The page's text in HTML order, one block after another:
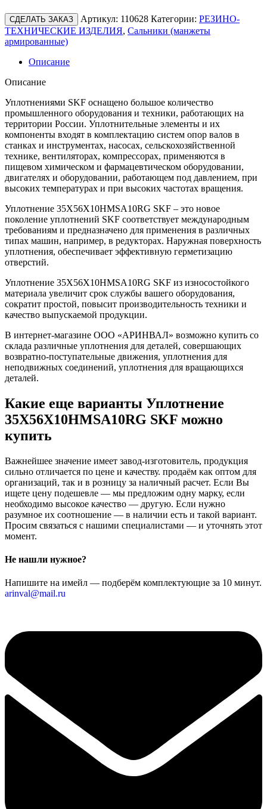
СДЕЛАТЬ ЗАКАЗ Артикул: 110628 Категории: РЕЗИНО-
ТЕХНИЧЕСКИЕ ИЗДЕЛИЯ, Сальники (манжеты
армированные)
Описание
Описание
Уплотнениями SKF оснащено большое количество
промышленного оборудования и техники, работающих на
территории России. Уплотнительные элементы и их
компоненты входят в комплектацию систем опор валов в
станках и инструментах, насосах, сельскохозяйственной
технике, вентиляторах, компрессорах, применяются в
пищевом химическом и фармацевтическом оборудовании,
двигателях и оборудовании, работающем под давлением, при
высоких температурах и при высоких частотах вращения.
Уплотнение 35X56X10HMSA10RG SKF – это новое
поколение уплотнений SKF соответствует международным
требованиям и предназначено для применения в различных
типах машин, например, в редукторах. Наружная поверхность
уплотнения, обеспечивает эффективную герметизацию
отверстий.
Уплотнение 35X56X10HMSA10RG SKF из износостойкого
материала увеличит срок службы вашего оборудования,
сократит простой, повысит производительность техники и
качество выпускаемой продукции.
В интернет-магазине ООО «АРИНВАЛ» возможно купить со
склада различные уплотнения для деталей, совершающих
возвратно-поступательные движения, уплотнения для
неподвижных соединений, уплотнения для вращающихся
деталей.
Какие еще варианты Уплотнение
35X56X10HMSA10RG SKF можно
купить
Важнейшее значение имеет завод-изготовитель, продукция
сильно отличается по цене и качеству. продаём как оптом для
организаций, так и в розницу за наличный расчет. Если Вы
ищете цену подешевле — мы предложим одну марку, если
необходимо высокое качество — другую. Если нужно
разумное их соотношение — в наличии есть и такой вариант.
Просим связаться с нашими специалистами — и уточнять этот
момент.
Не нашли нужное?
Напишите на имейл — подберём комплектующие за 10 минут.
arinval@mail.ru